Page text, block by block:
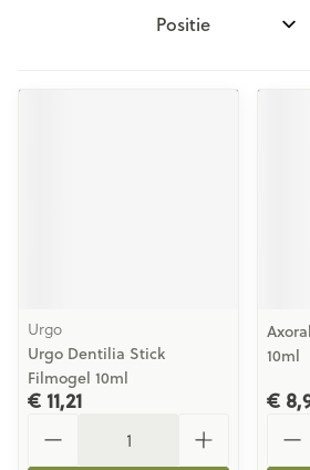
Sorteer op:
Urgo
Urgo Dentilia Stick
Filmogel 10ml
€ 11,21
10ml
€